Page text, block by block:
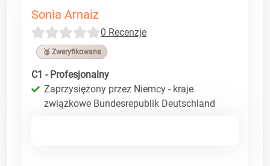
Sonia Arnaiz
0 Recenzje
🥉 Zweryfikowane
C1 - Profesjonalny
Zaprzysiężony przez Niemcy - kraje
związkowe Bundesrepublik Deutschland